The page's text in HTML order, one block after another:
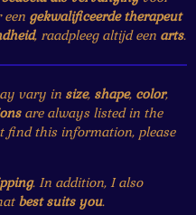
gekwalificeerde therapeut
, raadpleeg altijd een arts.
vary in size, shape, color,
are always listed in the
find this information, please
. In addition, I also
best suits you.